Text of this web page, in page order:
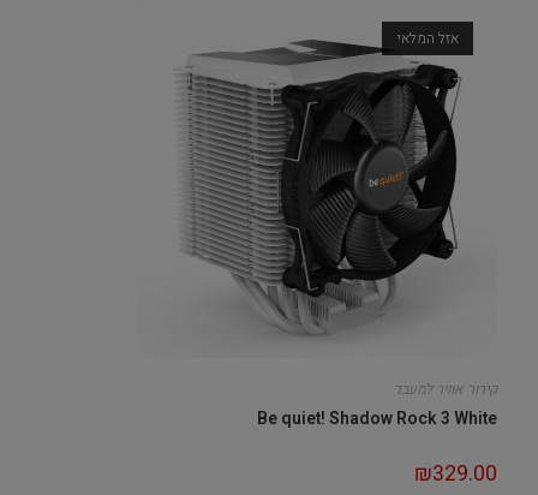
אזל המלאי
קירור אוויר למעבד
Be quiet! Shadow Rock 3 White
₪329.00